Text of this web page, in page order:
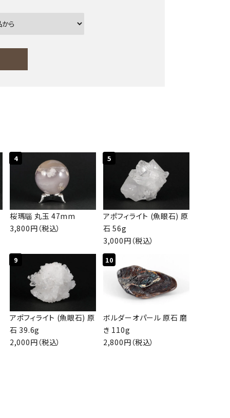
4
桜瑪瑙 丸玉 47mm
3,800円（税込）
5
アポフィライト (魚眼石) 原
石 56g
3,000円（税込）
9
アポフィライト (魚眼石) 原
石 39.6g
2,000円（税込）
10
ボルダーオパール 原石 磨
き 110g
2,800円（税込）